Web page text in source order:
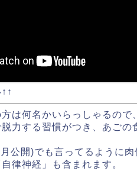
は何名かいらっしゃるので
力する習慣がつき、あご
公開)でも言ってるように肉
律神経」も含まれます。